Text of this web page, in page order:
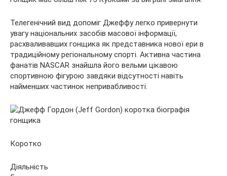
Телегенічний вид допоміг Джеффу легко привернути
увагу національних засобів масової інформації,
расхваливавших гонщика як представника нової ери в
традиційному регіональному спорті. Активна частина
фанатів NASCAR знайшла його вельми цікавою
спортивною фігурою завдяки відсутності навіть
найменших частинок непривабливості.
Коротко
Діяльність